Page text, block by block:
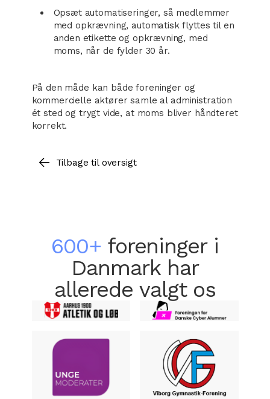
Opsæt automatiseringer, så medlemmer
med opkrævning, automatisk flyttes til en
anden etikette og opkrævning, med
moms, når de fylder 30 år.
På den måde kan både foreninger og
kommercielle aktører samle al administration
ét sted og trygt vide, at moms bliver håndteret
korrekt.
Tilbage til oversigt
600+ foreninger i
Danmark har
allerede valgt os